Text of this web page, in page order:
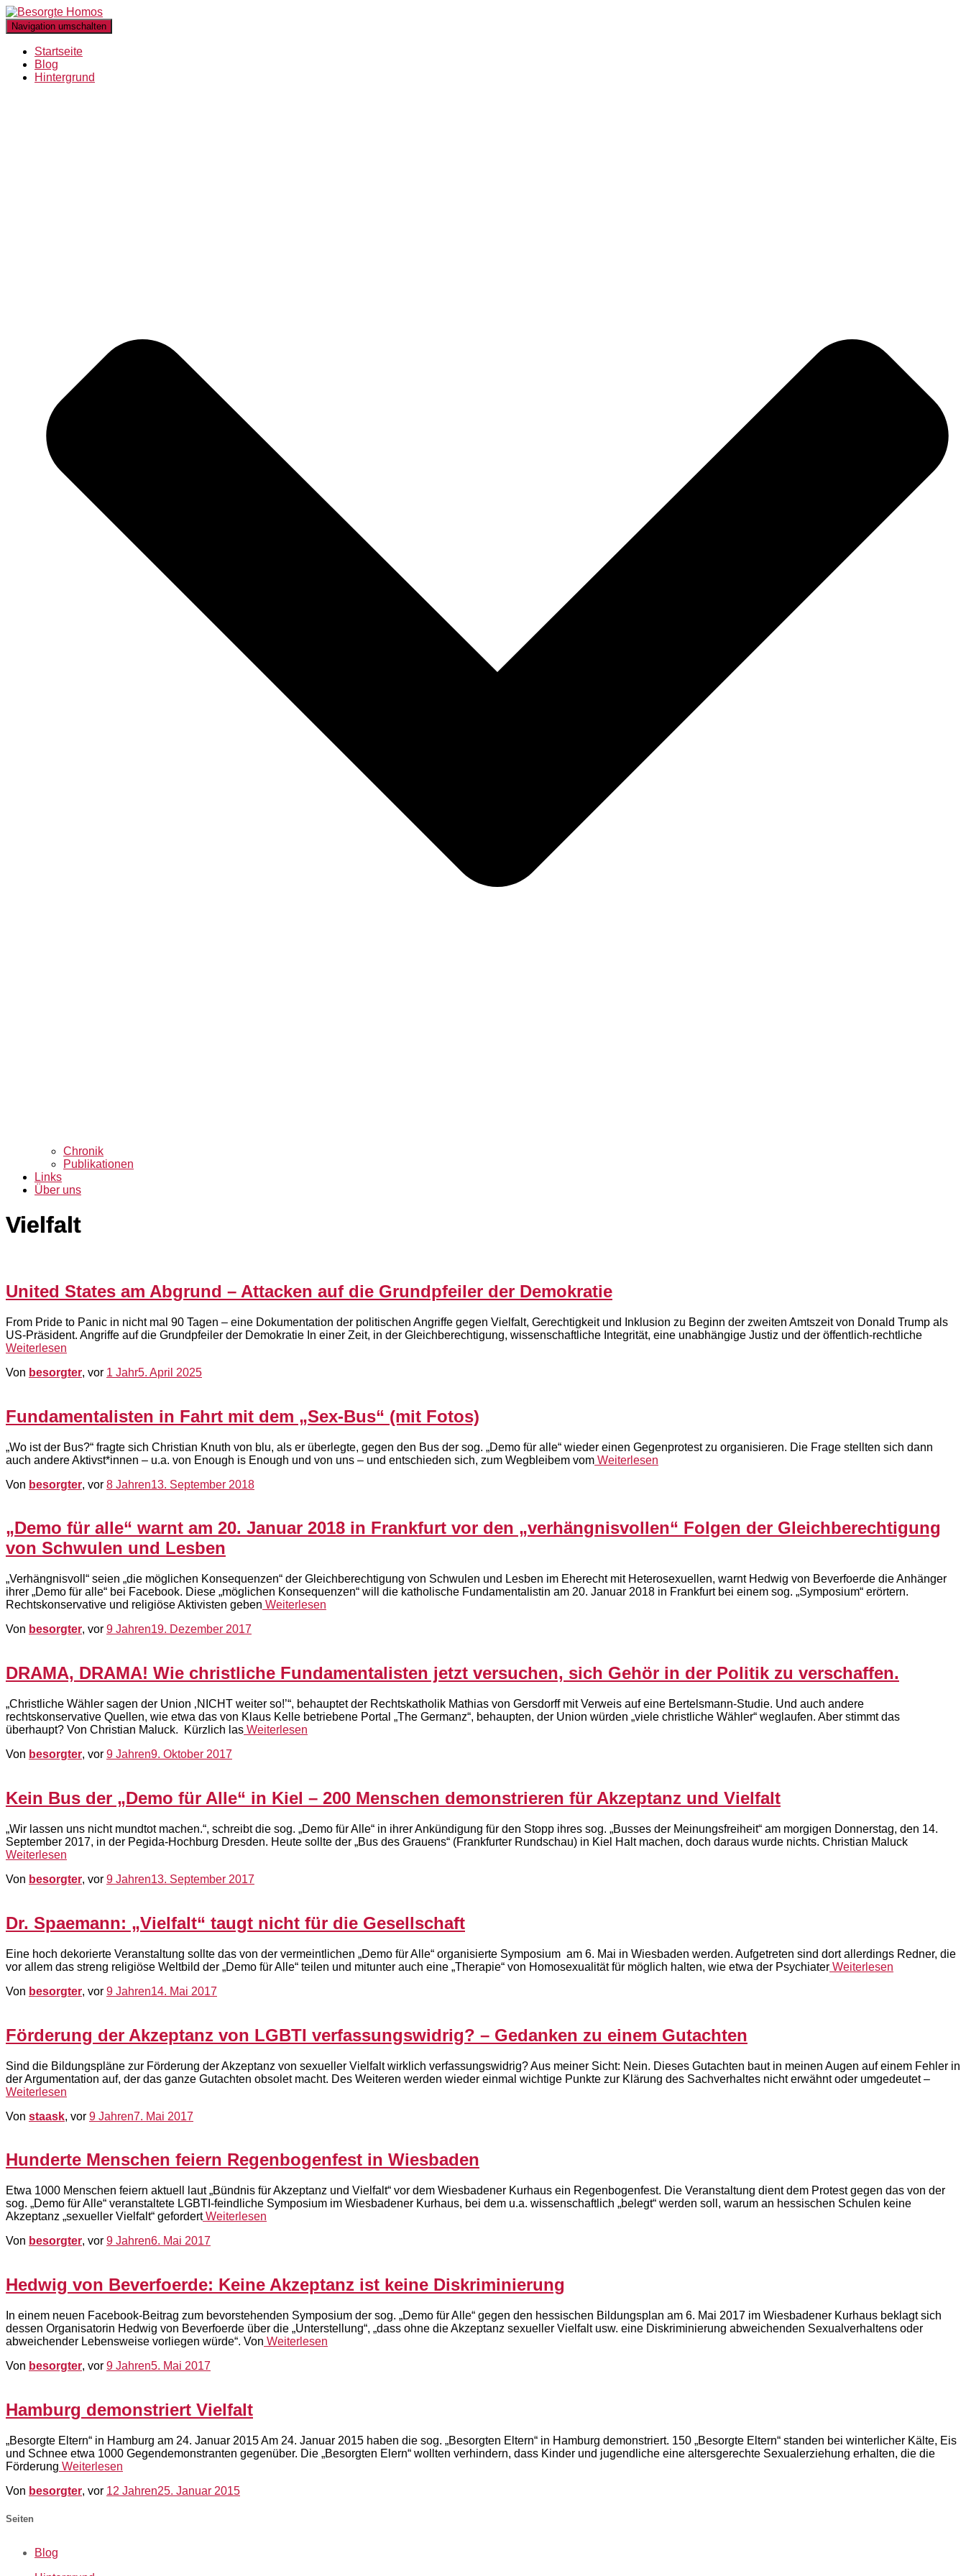
Navigation umschalten
Startseite
Blog
Hintergrund
Chronik
Publikationen
Links
Über uns
Vielfalt
United States am Abgrund – Attacken auf die Grundpfeiler der Demokratie
From Pride to Panic in nicht mal 90 Tagen – eine Dokumentation der politischen Angriffe gegen Vielfalt, Gerechtigkeit und Inklusion zu Beginn der zweiten Amtszeit von Donald Trump als
US-Präsident. Angriffe auf die Grundpfeiler der Demokratie In einer Zeit, in der Gleichberechtigung, wissenschaftliche Integrität, eine unabhängige Justiz und der öffentlich-rechtliche
Weiterlesen
Von besorgter, vor 1 Jahr5. April 2025
Fundamentalisten in Fahrt mit dem „Sex-Bus“ (mit Fotos)
„Wo ist der Bus?“ fragte sich Christian Knuth von blu, als er überlegte, gegen den Bus der sog. „Demo für alle“ wieder einen Gegenprotest zu organisieren. Die Frage stellten sich dann
auch andere Aktivst*innen – u.a. von Enough is Enough und von uns – und entschieden sich, zum Wegbleibem vom Weiterlesen
Von besorgter, vor 8 Jahren13. September 2018
„Demo für alle“ warnt am 20. Januar 2018 in Frankfurt vor den „verhängnisvollen“ Folgen der Gleichberechtigung
von Schwulen und Lesben
„Verhängnisvoll“ seien „die möglichen Konsequenzen“ der Gleichberechtigung von Schwulen und Lesben im Eherecht mit Heterosexuellen, warnt Hedwig von Beverfoerde die Anhänger
ihrer „Demo für alle“ bei Facebook. Diese „möglichen Konsequenzen“ will die katholische Fundamentalistin am 20. Januar 2018 in Frankfurt bei einem sog. „Symposium“ erörtern.
Rechtskonservative und religiöse Aktivisten geben Weiterlesen
Von besorgter, vor 9 Jahren19. Dezember 2017
DRAMA, DRAMA! Wie christliche Fundamentalisten jetzt versuchen, sich Gehör in der Politik zu verschaffen.
„Christliche Wähler sagen der Union ‚NICHT weiter so!’“, behauptet der Rechtskatholik Mathias von Gersdorff mit Verweis auf eine Bertelsmann-Studie. Und auch andere
rechtskonservative Quellen, wie etwa das von Klaus Kelle betriebene Portal „The Germanz“, behaupten, der Union würden „viele christliche Wähler“ weglaufen. Aber stimmt das
überhaupt? Von Christian Maluck. Kürzlich las Weiterlesen
Von besorgter, vor 9 Jahren9. Oktober 2017
Kein Bus der „Demo für Alle“ in Kiel – 200 Menschen demonstrieren für Akzeptanz und Vielfalt
„Wir lassen uns nicht mundtot machen.“, schreibt die sog. „Demo für Alle“ in ihrer Ankündigung für den Stopp ihres sog. „Busses der Meinungsfreiheit“ am morgigen Donnerstag, den 14.
September 2017, in der Pegida-Hochburg Dresden. Heute sollte der „Bus des Grauens“ (Frankfurter Rundschau) in Kiel Halt machen, doch daraus wurde nichts. Christian Maluck
Weiterlesen
Von besorgter, vor 9 Jahren13. September 2017
Dr. Spaemann: „Vielfalt“ taugt nicht für die Gesellschaft
Eine hoch dekorierte Veranstaltung sollte das von der vermeintlichen „Demo für Alle“ organisierte Symposium am 6. Mai in Wiesbaden werden. Aufgetreten sind dort allerdings Redner, die
vor allem das streng religiöse Weltbild der „Demo für Alle“ teilen und mitunter auch eine „Therapie“ von Homosexualität für möglich halten, wie etwa der Psychiater Weiterlesen
Von besorgter, vor 9 Jahren14. Mai 2017
Förderung der Akzeptanz von LGBTI verfassungswidrig? – Gedanken zu einem Gutachten
Sind die Bildungspläne zur Förderung der Akzeptanz von sexueller Vielfalt wirklich verfassungswidrig? Aus meiner Sicht: Nein. Dieses Gutachten baut in meinen Augen auf einem Fehler in
der Argumentation auf, der das ganze Gutachten obsolet macht. Des Weiteren werden wieder einmal wichtige Punkte zur Klärung des Sachverhaltes nicht erwähnt oder umgedeutet –
Weiterlesen
Von staask, vor 9 Jahren7. Mai 2017
Hunderte Menschen feiern Regenbogenfest in Wiesbaden
Etwa 1000 Menschen feiern aktuell laut „Bündnis für Akzeptanz und Vielfalt“ vor dem Wiesbadener Kurhaus ein Regenbogenfest. Die Veranstaltung dient dem Protest gegen das von der
sog. „Demo für Alle“ veranstaltete LGBTI-feindliche Symposium im Wiesbadener Kurhaus, bei dem u.a. wissenschaftlich „belegt“ werden soll, warum an hessischen Schulen keine
Akzeptanz „sexueller Vielfalt“ gefordertWeiterlesen
Von besorgter, vor 9 Jahren6. Mai 2017
Hedwig von Beverfoerde: Keine Akzeptanz ist keine Diskriminierung
In einem neuen Facebook-Beitrag zum bevorstehenden Symposium der sog. „Demo für Alle“ gegen den hessischen Bildungsplan am 6. Mai 2017 im Wiesbadener Kurhaus beklagt sich
dessen Organisatorin Hedwig von Beverfoerde über die „Unterstellung“, „dass ohne die Akzeptanz sexueller Vielfalt usw. eine Diskriminierung abweichenden Sexualverhaltens oder
abweichender Lebensweise vorliegen würde“. Von Weiterlesen
Von besorgter, vor 9 Jahren5. Mai 2017
Hamburg demonstriert Vielfalt
„Besorgte Eltern“ in Hamburg am 24. Januar 2015 Am 24. Januar 2015 haben die sog. „Besorgten Eltern“ in Hamburg demonstriert. 150 „Besorgte Eltern“ standen bei winterlicher Kälte, Eis
und Schnee etwa 1000 Gegendemonstranten gegenüber. Die „Besorgten Elern“ wollten verhindern, dass Kinder und jugendliche eine altersgerechte Sexualerziehung erhalten, die die
Förderung Weiterlesen
Von besorgter, vor 12 Jahren25. Januar 2015
Seiten
Blog